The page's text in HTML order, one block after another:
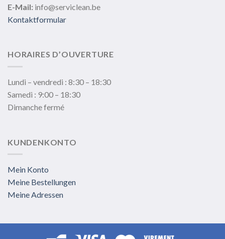
E-Mail: info@serviclean.be
Kontaktformular
HORAIRES D’OUVERTURE
Lundi – vendredi : 8:30 – 18:30
Samedi : 9:00 – 18:30
Dimanche fermé
KUNDENKONTO
Mein Konto
Meine Bestellungen
Meine Adressen